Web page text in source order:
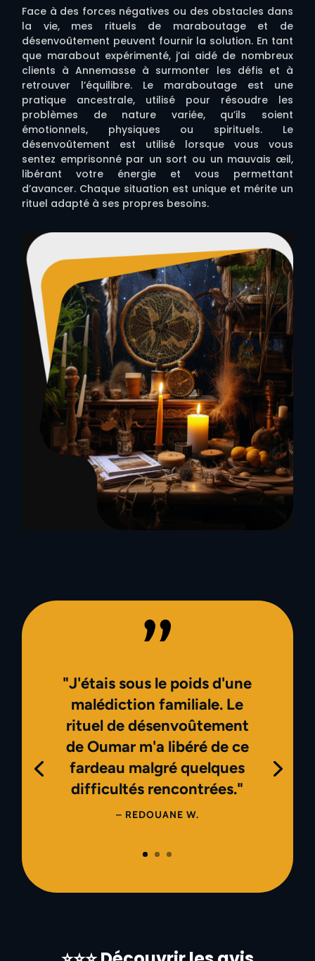
Face à des forces négatives ou des obstacles dans
la vie, mes rituels de maraboutage et de
désenvoûtement peuvent fournir la solution. En tant
que marabout expérimenté, j’ai aidé de nombreux
clients à Annemasse à surmonter les défis et à
retrouver l’équilibre. Le maraboutage est une
pratique ancestrale, utilisé pour résoudre les
problèmes de nature variée, qu’ils soient
émotionnels, physiques ou spirituels. Le
désenvoûtement est utilisé lorsque vous vous
sentez emprisonné par un sort ou un mauvais œil,
libérant votre énergie et vous permettant
d’avancer. Chaque situation est unique et mérite un
rituel adapté à ses propres besoins.
"J'étais sous le poids d'une
malédiction familiale. Le
rituel de désenvoûtement
de Oumar m'a libéré de ce
fardeau malgré quelques
difficultés rencontrées."
– REDOUANE W.